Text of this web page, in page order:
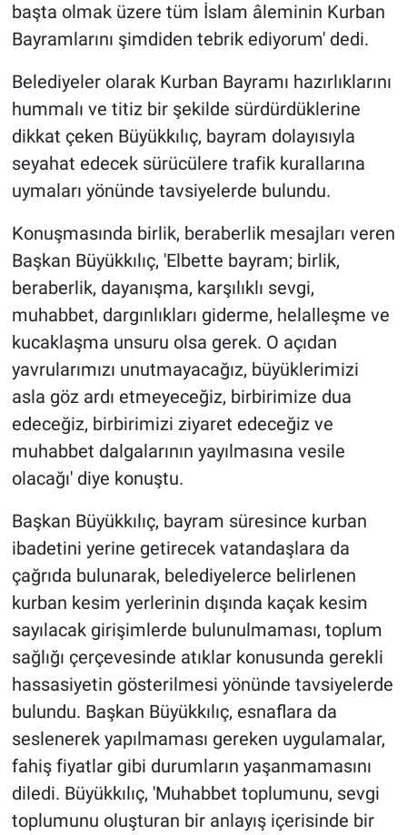
başta olmak üzere tüm İslam âleminin Kurban
Bayramlarını şimdiden tebrik ediyorum' dedi.
Belediyeler olarak Kurban Bayramı hazırlıklarını
hummalı ve titiz bir şekilde sürdürdüklerine
dikkat çeken Büyükkılıç, bayram dolayısıyla
seyahat edecek sürücülere trafik kurallarına
uymaları yönünde tavsiyelerde bulundu.
Konuşmasında birlik, beraberlik mesajları veren
Başkan Büyükkılıç, 'Elbette bayram; birlik,
beraberlik, dayanışma, karşılıklı sevgi,
muhabbet, dargınlıkları giderme, helalleşme ve
kucaklaşma unsuru olsa gerek. O açıdan
yavrularımızı unutmayacağız, büyüklerimizi
asla göz ardı etmeyeceğiz, birbirimize dua
edeceğiz, birbirimizi ziyaret edeceğiz ve
muhabbet dalgalarının yayılmasına vesile
olacağı' diye konuştu.
Başkan Büyükkılıç, bayram süresince kurban
ibadetini yerine getirecek vatandaşlara da
çağrıda bulunarak, belediyelerce belirlenen
kurban kesim yerlerinin dışında kaçak kesim
sayılacak girişimlerde bulunulmaması, toplum
sağlığı çerçevesinde atıklar konusunda gerekli
hassasiyetin gösterilmesi yönünde tavsiyelerde
bulundu. Başkan Büyükkılıç, esnaflara da
seslenerek yapılmaması gereken uygulamalar,
fahiş fiyatlar gibi durumların yaşanmamasını
diledi. Büyükkılıç, 'Muhabbet toplumunu, sevgi
toplumunu oluşturan bir anlayış içerisinde bir